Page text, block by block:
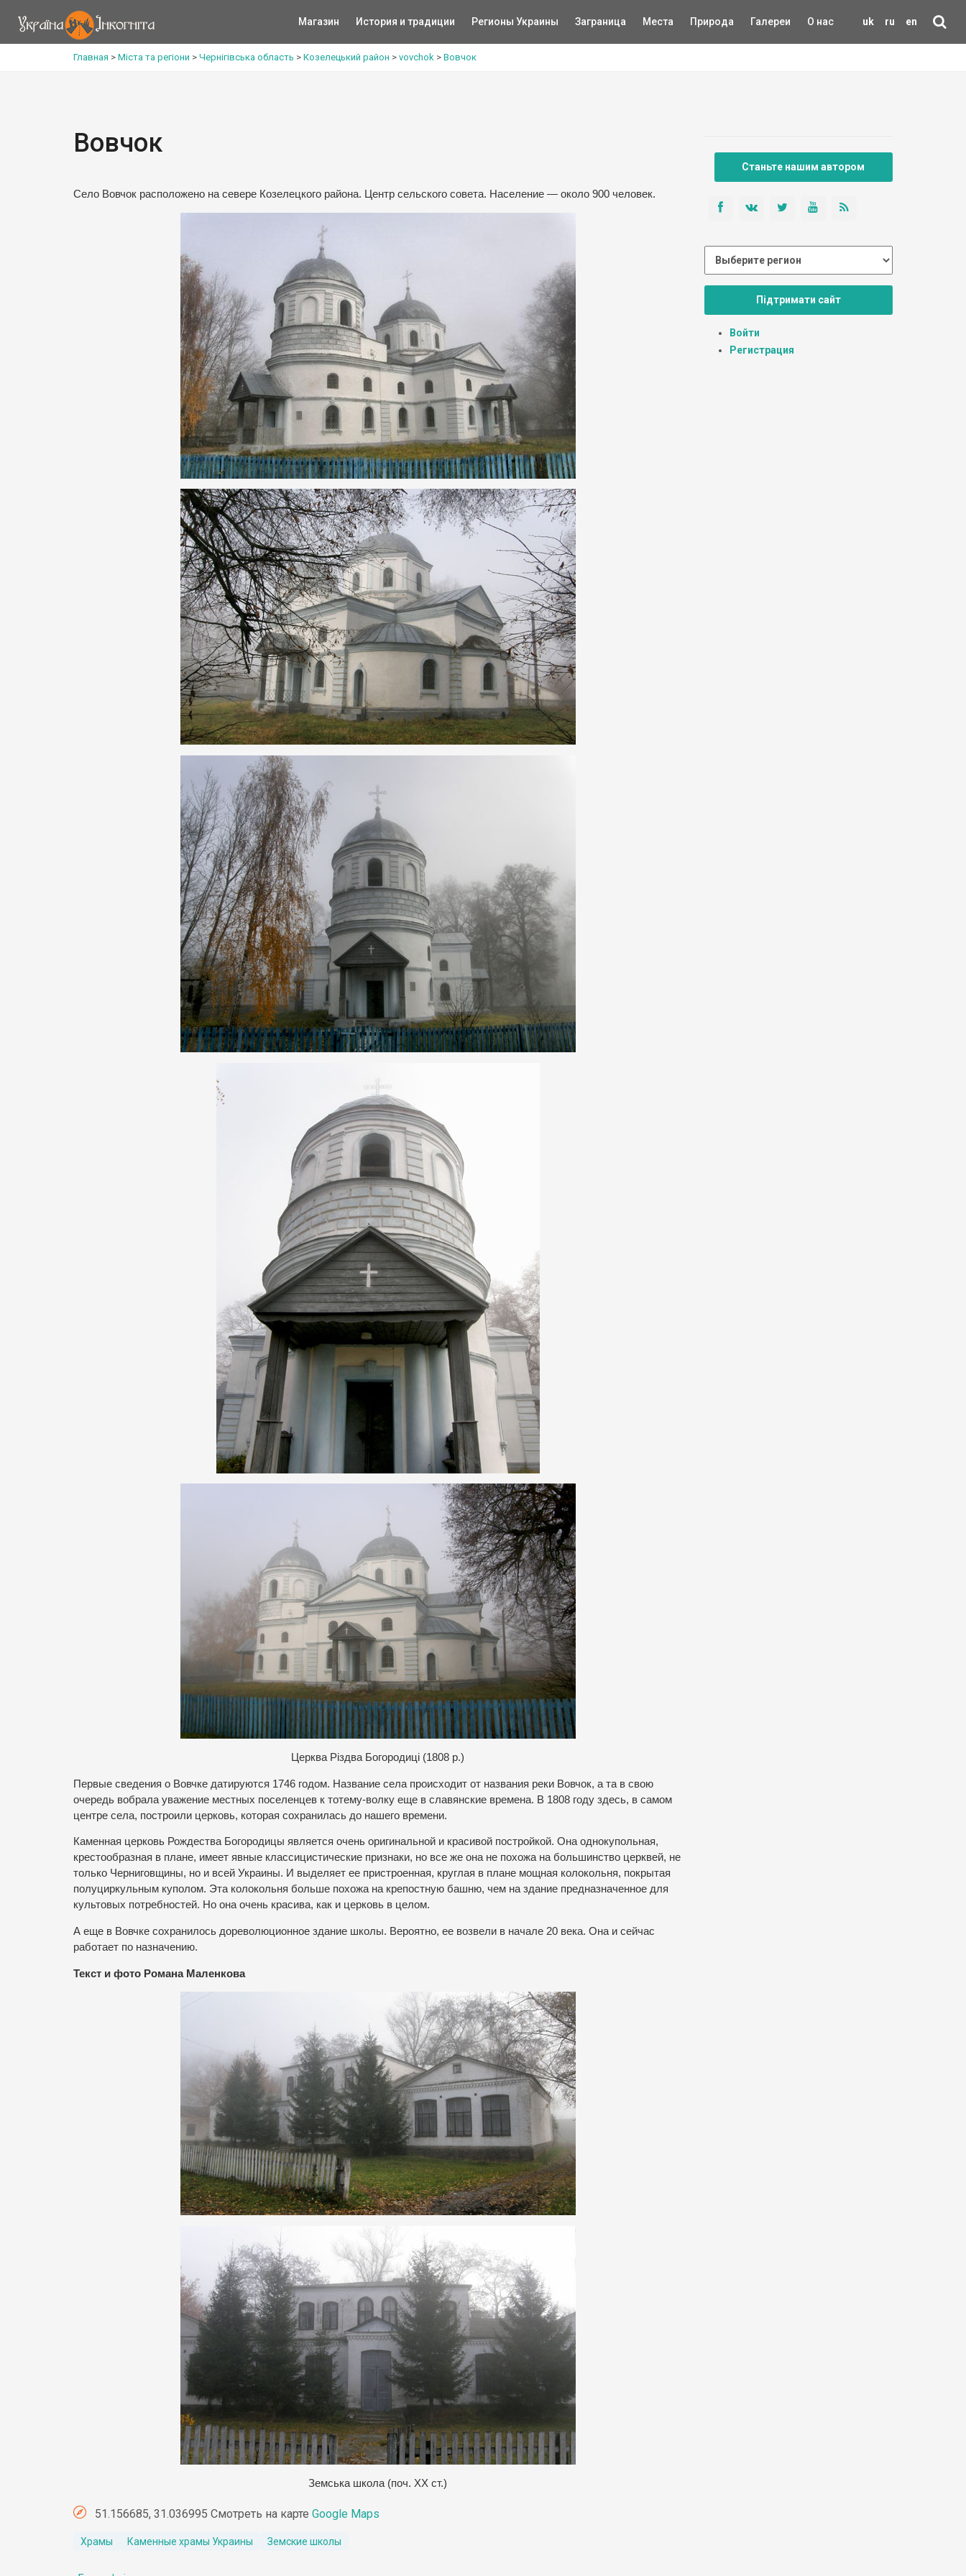
uk ru en
Магазин История и традиции Регионы Украины Заграница Места Природа Галереи О нас
Главная > Міста та регіони > Чернігівська область > Козелецький район > vovchok > Вовчок
Вовчок
Село Вовчок расположено на севере Козелецкого района. Центр сельского совета. Население — около 900 человек.
Церква Різдва Богородиці (1808 р.)
Первые сведения о Вовчке датируются 1746 годом. Название села происходит от названия реки Вовчок, а та в свою
очередь вобрала уважение местных поселенцев к тотему-волку еще в славянские времена. В 1808 году здесь, в самом
центре села, построили церковь, которая сохранилась до нашего времени.
Каменная церковь Рождества Богородицы является очень оригинальной и красивой постройкой. Она однокупольная,
крестообразная в плане, имеет явные классицистические признаки, но все же она не похожа на большинство церквей, не
только Черниговщины, но и всей Украины. И выделяет ее пристроенная, круглая в плане мощная колокольня, покрытая
полуциркульным куполом. Эта колокольня больше похожа на крепостную башню, чем на здание предназначенное для
культовых потребностей. Но она очень красива, как и церковь в целом.
А еще в Вовчке сохранилось дореволюционное здание школы. Вероятно, ее возвели в начале 20 века. Она и сейчас
работает по назначению.
Текст и фото Романа Маленкова
Земська школа (поч. ХХ ст.)
51.156685, 31.036995 Смотреть на карте Google Maps
Храмы Каменные храмы Украины Земские школы
Станьте нашим автором
Підтримати сайт
Войти
Регистрация